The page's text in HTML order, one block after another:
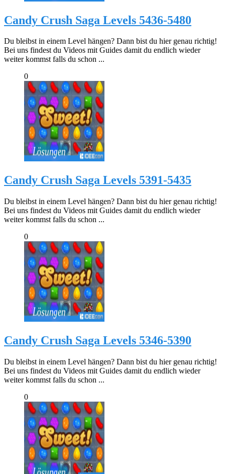
Candy Crush Saga Levels 5436-5480
Du bleibst in einem Level hängen? Dann bist du hier genau richtig!
Bei uns findest du Videos mit Guides damit du endlich wieder
weiter kommst falls du schon ...
0
Candy Crush Saga Levels 5391-5435
Du bleibst in einem Level hängen? Dann bist du hier genau richtig!
Bei uns findest du Videos mit Guides damit du endlich wieder
weiter kommst falls du schon ...
0
Candy Crush Saga Levels 5346-5390
Du bleibst in einem Level hängen? Dann bist du hier genau richtig!
Bei uns findest du Videos mit Guides damit du endlich wieder
weiter kommst falls du schon ...
0